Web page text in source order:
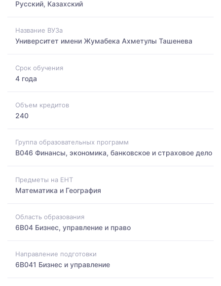
Русский, Казахский
Название ВУЗа
Университет имени Жумабека Ахметулы Ташенева
Срок обучения
4 года
Объем кредитов
240
Группа образовательных программ
B046 Финансы, экономика, банковское и страховое дело
Предметы на ЕНТ
Математика и География
Область образования
6B04 Бизнес, управление и право
Направление подготовки
6B041 Бизнес и управление